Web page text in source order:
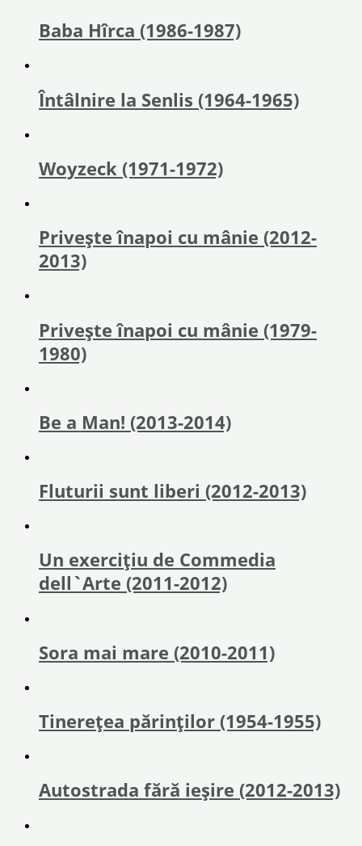
Baba Hîrca (1986-1987)
Întâlnire la Senlis (1964-1965)
Woyzeck (1971-1972)
Privește înapoi cu mânie (2012-
2013)
Privește înapoi cu mânie (1979-
1980)
Be a Man! (2013-2014)
Fluturii sunt liberi (2012-2013)
Un exerciţiu de Commedia
dell`Arte (2011-2012)
Sora mai mare (2010-2011)
Tinereţea părinţilor (1954-1955)
Autostrada fără ieşire (2012-2013)